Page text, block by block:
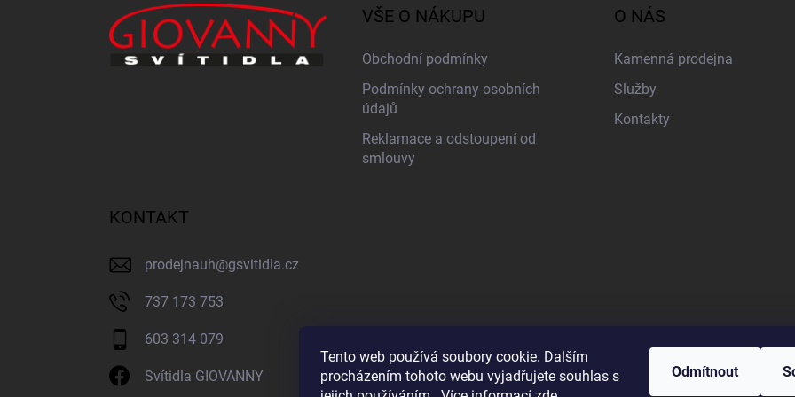
Tento web používá soubory cookie. Dalším
procházením tohoto webu vyjadřujete souhlas s
Odmítnout
VŠE O NÁKUPU
Obchodní podmínky
Podmínky ochrany osobních
údajů
Reklamace a odstoupení od
smlouvy
O NÁS
Kamenná prodejna
Služby
Kontakty
KONTAKT
prodejnauh@gsvitidla.cz
737 173 753
603 314 079
Svítidla GIOVANNY